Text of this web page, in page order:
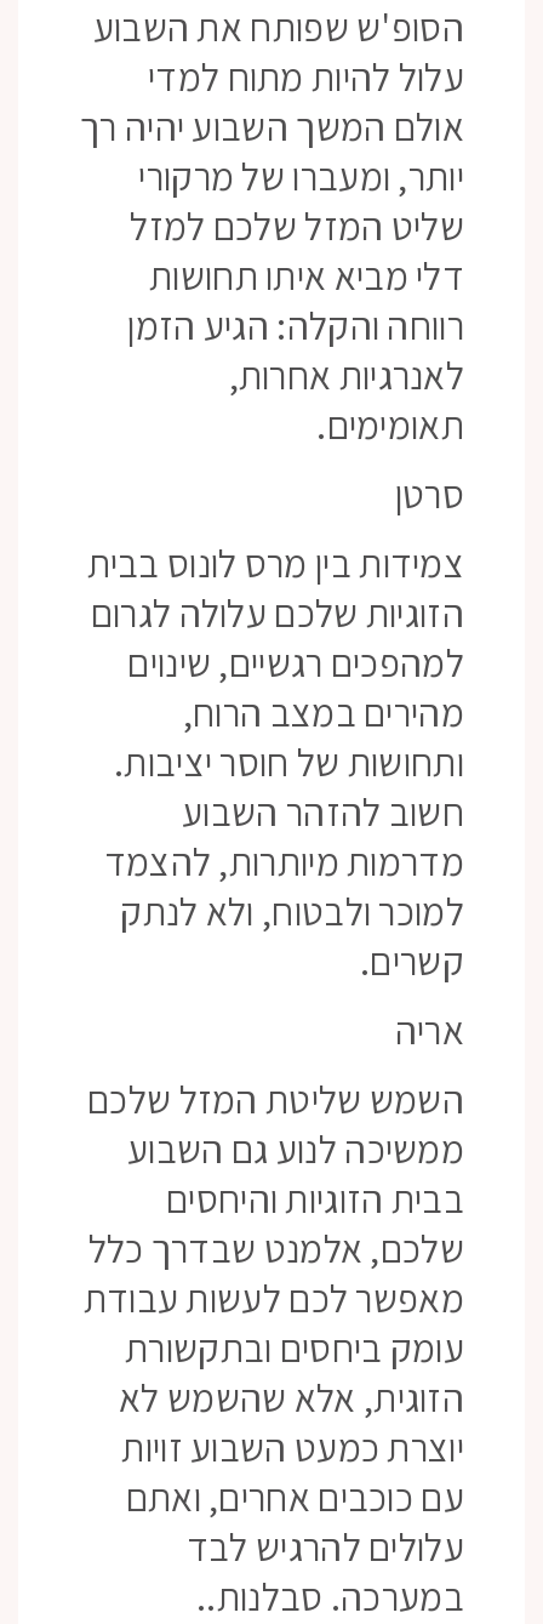
הסופ'ש שפותח את השבוע
עלול להיות מתוח למדי
אולם המשך השבוע יהיה רך
יותר, ומעברו של מרקורי
שליט המזל שלכם למזל
דלי מביא איתו תחושות
רווחה והקלה: הגיע הזמן
לאנרגיות אחרות,
תאומימים.
סרטן
צמידות בין מרס לונוס בבית
הזוגיות שלכם עלולה לגרום
למהפכים רגשיים, שינוים
מהירים במצב הרוח,
ותחושות של חוסר יציבות.
חשוב להזהר השבוע
מדרמות מיותרות, להצמד
למוכר ולבטוח, ולא לנתק
קשרים.
אריה
השמש שליטת המזל שלכם
ממשיכה לנוע גם השבוע
בבית הזוגיות והיחסים
שלכם, אלמנט שבדרך כלל
מאפשר לכם לעשות עבודת
עומק ביחסים ובתקשורת
הזוגית, אלא שהשמש לא
יוצרת כמעט השבוע זויות
עם כוכבים אחרים, ואתם
עלולים להרגיש לבד
במערכה. סבלנות..